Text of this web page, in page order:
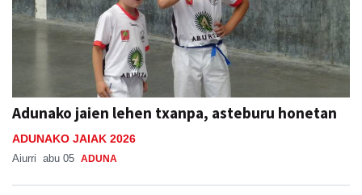
Adunako jaien lehen txanpa, asteburu honetan
ADUNAKO JAIAK 2026
Aiurri abu 05 ADUNA